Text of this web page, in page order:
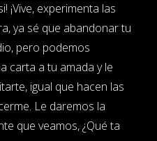
¡Vive, experimenta las
ya sé que abandonar tu
pero podemos
carta a tu amada y le
igual que hacen las
Le daremos la
que veamos, ¿Qué ta